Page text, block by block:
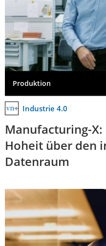
Produktion
Industrie 4.0
Manufacturing-X:
Hoheit über den
Datenraum